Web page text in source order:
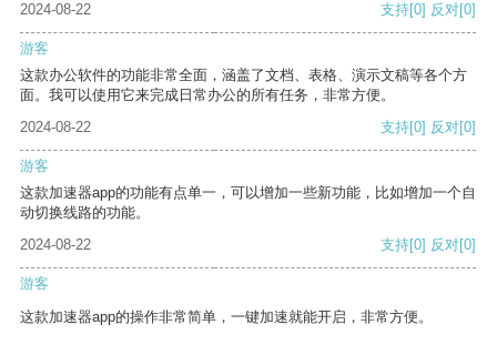
2024-08-22
支持[0] 反对[0]
游客
这款办公软件的功能非常全面，涵盖了文档、表格、演示文稿等各个方
面。我可以使用它来完成日常办公的所有任务，非常方便。
2024-08-22
支持[0] 反对[0]
游客
这款加速器app的功能有点单一，可以增加一些新功能，比如增加一个自
动切换线路的功能。
2024-08-22
支持[0] 反对[0]
游客
这款加速器app的操作非常简单，一键加速就能开启，非常方便。